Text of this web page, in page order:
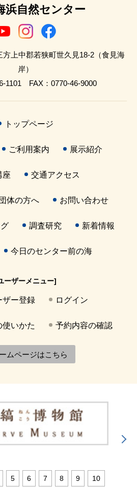
浜自然センター
上中郡若狭町世久見18-2（食見海
岸）
1101 FAX：0770-46-9000
トップページ
ご利用案内 展示紹介
座 交通アクセス
体の方へ お問い合わせ
調査研究 新着情報
今日のセンター前の海
ーザーメニュー]
ザー登録 ログイン
いかた 予約内容の確認
ムページはこちら
5 6 7 8 9 10